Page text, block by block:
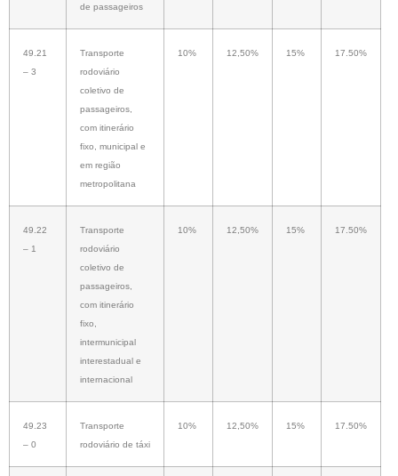
de passageiros
49.21
– 3
Transporte
rodoviário
coletivo de
passageiros,
com itinerário
fixo, municipal e
em região
metropolitana
10% 12,50% 15% 17.50%
49.22
– 1
Transporte
rodoviário
coletivo de
passageiros,
com itinerário
fixo,
intermunicipal
interestadual e
internacional
10% 12,50% 15% 17.50%
49.23
– 0
Transporte
rodoviário de táxi
10% 12,50% 15% 17.50%